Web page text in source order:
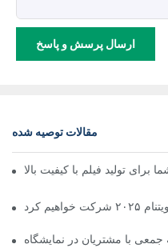
ارسال پرسش و پاسخ
مقالات توصیه شده
تولید فیلم با کیفیت بالا
با مشتریان در نمایشگاه